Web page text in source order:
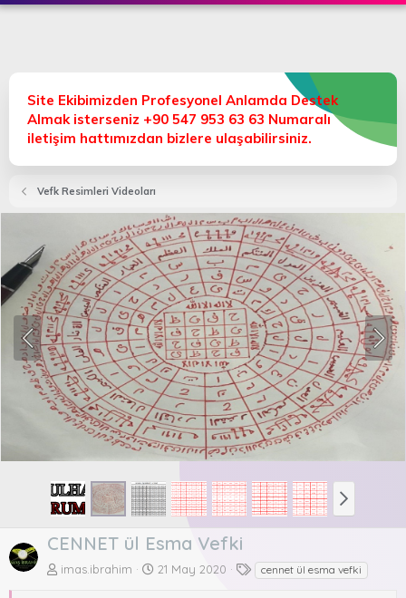
Site Ekibimizden Profesyonel Anlamda Destek
Almak isterseniz +90 547 953 63 63 Numaralı
iletişim hattımızdan bizlere ulaşabilirsiniz.
Vefk Resimleri Videoları
CENNET ül Esma Vefki
imas.ibrahim 21 May 2020
E cennet ül esma vefki